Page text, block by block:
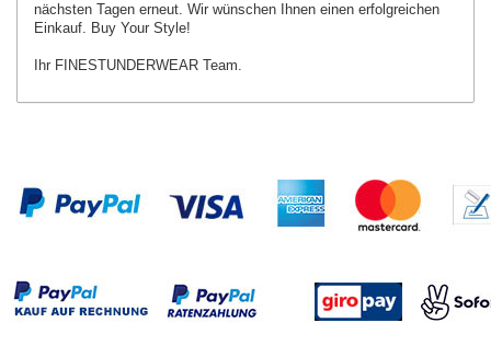
nächsten Tagen erneut. Wir wünschen Ihnen einen erfolgreichen
Einkauf. Buy Your Style!
Ihr FINESTUNDERWEAR Team.